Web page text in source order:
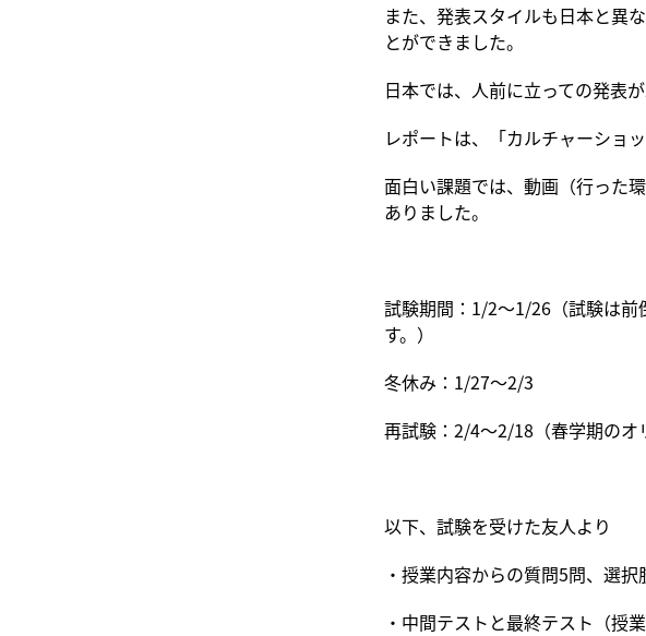
また、発表スタイルも日本と異
とができました。
日本では、人前に立っての発表
レポートは、「カルチャーショ
面白い課題では、動画（行った
ありました。
試験期間：1/2～1/26（試験は前
す。）
冬休み：1/27～2/3
再試験：2/4～2/18（春学期のオ
以下、試験を受けた友人より
・授業内容からの質問5問、選
・中間テストと最終テスト（授